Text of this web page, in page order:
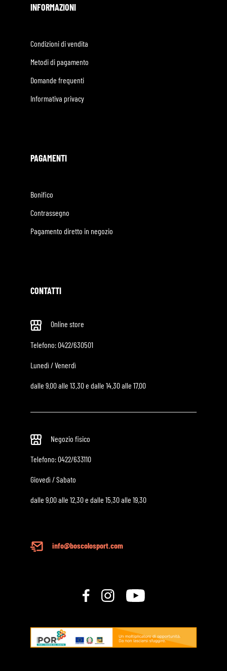
INFORMAZIONI
Condizioni di vendita
Metodi di pagamento
Domande frequenti
Informativa privacy
PAGAMENTI
Bonifico
Contrassegno
Pagamento diretto in negozio
CONTATTI
Online store
Telefono:0422/630501
Lunedì / Venerdì
dalle 9.00 alle 13.30 e dalle 14.30 alle 17.00
Negozio fisico
Telefono:0422/633110
Giovedì / Sabato
dalle 9.00 alle 12.30 e dalle 15.30 alle 19.30
info@boscolosport.com